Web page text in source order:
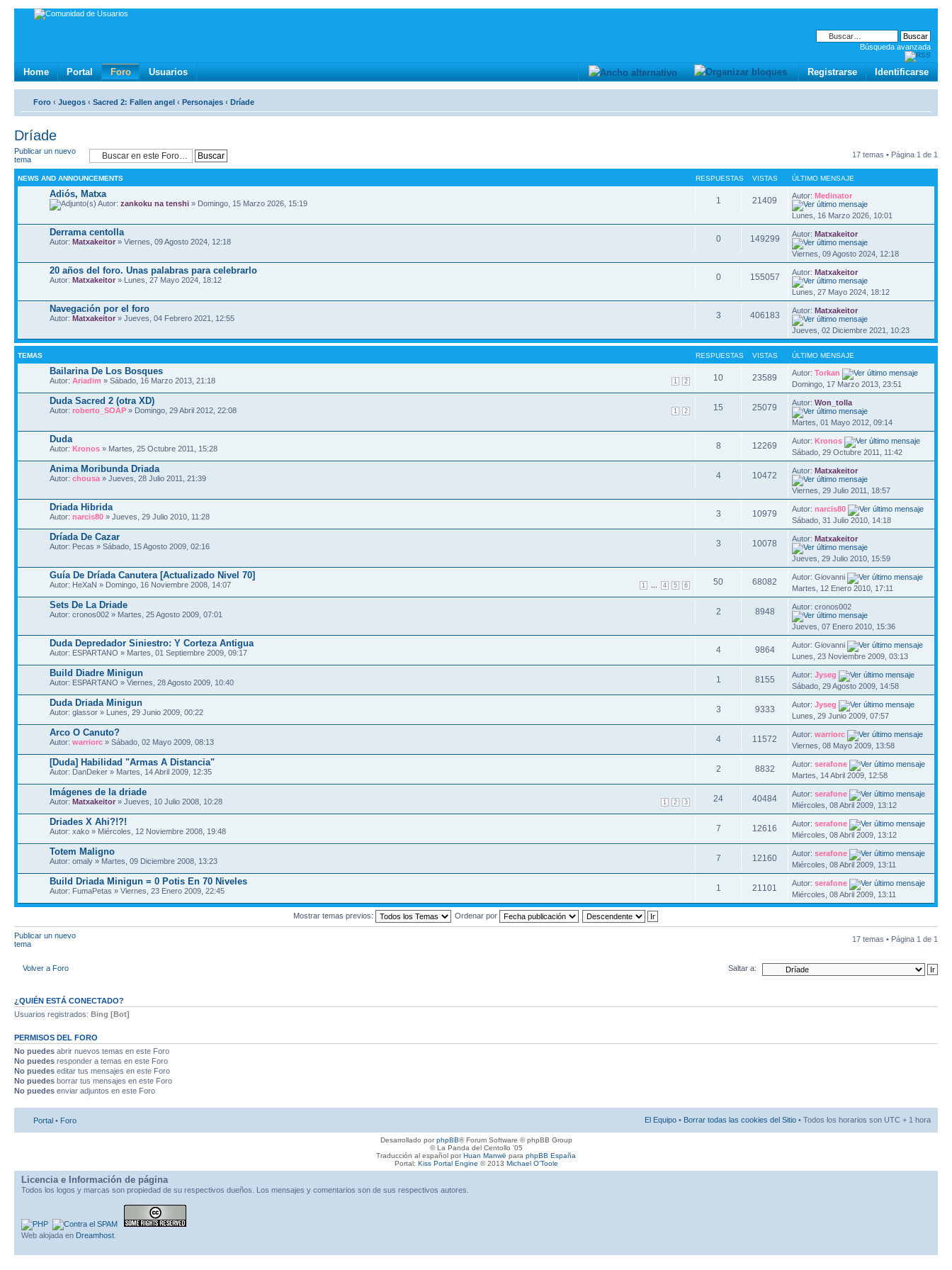
Búsqueda avanzada
Home Portal Foro Usuarios Identificarse
Registrarse
Foro ‹ Juegos ‹ Sacred 2: Fallen angel ‹ Personajes ‹ Dríade
Dríade
Publicar un nuevo
tema
17 temas • Página 1 de 1
NEWS AND ANNOUNCEMENTS RESPUESTAS VISTAS ÚLTIMO MENSAJE
Adiós, Matxa
Autor: zankoku na tenshi » Domingo, 15 Marzo 2026, 15:19 1 21409 Autor:Medinator
Lunes, 16 Marzo 2026, 10:01
Derrama centolla
Autor: Matxakeitor » Viernes, 09 Agosto 2024, 12:18 0 149299 Autor:Matxakeitor
Viernes, 09 Agosto 2024, 12:18
20 años del foro. Unas palabras para celebrarlo
Autor: Matxakeitor » Lunes, 27 Mayo 2024, 18:12 0 155057 Autor:Matxakeitor
Lunes, 27 Mayo 2024, 18:12
Navegación por el foro
Autor: Matxakeitor » Jueves, 04 Febrero 2021, 12:55 3 406183 Autor:Matxakeitor
Jueves, 02 Diciembre 2021, 10:23
TEMAS RESPUESTAS VISTAS ÚLTIMO MENSAJE
Bailarina De Los Bosques
1 2
Autor: Ariadim » Sábado, 16 Marzo 2013, 21:18 10 23589 Autor:Torkan
Domingo, 17 Marzo 2013, 23:51
Duda Sacred 2 (otra XD)
1 2
Autor: roberto_SOAP » Domingo, 29 Abril 2012, 22:08 15 25079 Autor:Won_tolla
Martes, 01 Mayo 2012, 09:14
Duda
Autor: Kronos » Martes, 25 Octubre 2011, 15:28 8 12269 Autor:Kronos
Sábado, 29 Octubre 2011, 11:42
Anima Moribunda Driada
Autor: chousa » Jueves, 28 Julio 2011, 21:39 4 10472 Autor:Matxakeitor
Viernes, 29 Julio 2011, 18:57
Driada Hibrida
Autor: narcis80 » Jueves, 29 Julio 2010, 11:28 3 10979 Autor:narcis80
Sábado, 31 Julio 2010, 14:18
Dríada De Cazar
Autor: Pecas » Sábado, 15 Agosto 2009, 02:16 3 10078 Autor:Matxakeitor
Jueves, 29 Julio 2010, 15:59
Guía De Dríada Canutera [Actualizado Nivel 70]
1 4 5 6
Autor: HeXaN » Domingo, 16 Noviembre 2008, 14:07 50 68082
Autor: Giovanni
Martes, 12 Enero 2010, 17:11
Sets De La Driade
Autor: cronos002 » Martes, 25 Agosto 2009, 07:01 2 8948 Autor: cronos002
Jueves, 07 Enero 2010, 15:36
Duda Depredador Siniestro: Y Corteza Antigua
Autor: ESPARTANO » Martes, 01 Septiembre 2009, 09:17 4 9864
Autor: Giovanni
Lunes, 23 Noviembre 2009, 03:13
Build Diadre Minigun
Autor: ESPARTANO » Viernes, 28 Agosto 2009, 10:40 1 8155 Autor:Jyseg
Sábado, 29 Agosto 2009, 14:58
Duda Driada Minigun
Autor: glassor » Lunes, 29 Junio 2009, 00:22 3 9333 Autor:Jyseg
Lunes, 29 Junio 2009, 07:57
Arco O Canuto?
Autor: warriorc » Sábado, 02 Mayo 2009, 08:13 4 11572 Autor:warriorc
Viernes, 08 Mayo 2009, 13:58
[Duda] Habilidad "Armas A Distancia"
Autor: DanDeker » Martes, 14 Abril 2009, 12:35 2 8832 Autor:serafone
Martes, 14 Abril 2009, 12:58
Imágenes de la driade
1 2 3
Autor: Matxakeitor » Jueves, 10 Julio 2008, 10:28 24 40484 Autor:serafone
Miércoles, 08 Abril 2009, 13:12
Driades X Ahi?!?!
Autor: xako » Miércoles, 12 Noviembre 2008, 19:48 7 12616 Autor:serafone
Miércoles, 08 Abril 2009, 13:12
Totem Maligno
Autor: omaly » Martes, 09 Diciembre 2008, 13:23 7 12160 Autor:serafone
Miércoles, 08 Abril 2009, 13:11
Build Driada Minigun = 0 Potis En 70 Niveles
Autor: FumaPetas » Viernes, 23 Enero 2009, 22:45 1 21101 Autor:serafone
Miércoles, 08 Abril 2009, 13:11
Mostrar temas previos: Ordenar por
Publicar un nuevo
tema
17 temas • Página 1 de 1
Volver a Foro Saltar a:
¿QUIÉN ESTÁ CONECTADO?
Usuarios registrados: Bing [Bot]
PERMISOS DEL FORO
No puedes abrir nuevos temas en este Foro
No puedes responder a temas en este Foro
No puedes editar tus mensajes en este Foro
No puedes borrar tus mensajes en este Foro
No puedes enviar adjuntos en este Foro
Portal • Foro El Equipo • Borrar todas las cookies del Sitio • Todos los horarios son UTC + 1 hora
Desarrollado porphpBB® Forum Software © phpBB Group
© La Panda del Centollo '05
Traducción al español porHuan Manwë para phpBB España
Portal: Kiss Portal Engine © 2013 Michael O'Toole
Licencia e Información de página
Todos los logos y marcas son propiedad de su respectivos dueños. Los mensajes y comentarios son de sus respectivos autores.
Web alojada en Dreamhost